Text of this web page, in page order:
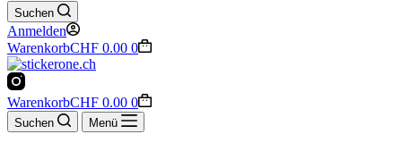
Suchen
Anmelden
WarenkorbCHF 0.00 0
WarenkorbCHF 0.00 0
Suchen Menü